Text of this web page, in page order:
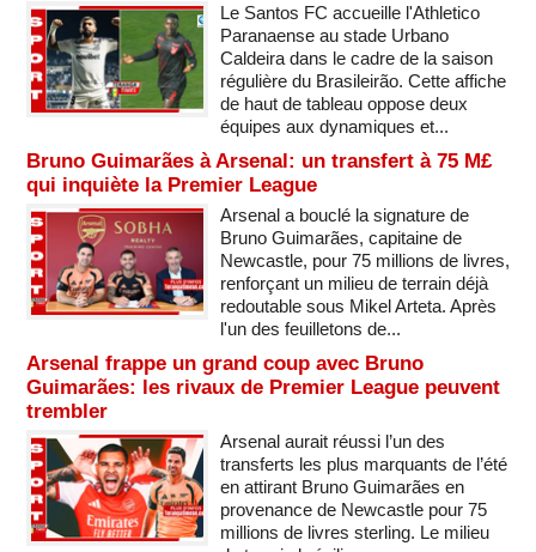
Le Santos FC accueille l'Athletico
Paranaense au stade Urbano
Caldeira dans le cadre de la saison
régulière du Brasileirão. Cette affiche
de haut de tableau oppose deux
équipes aux dynamiques et...
Bruno Guimarães à Arsenal: un transfert à 75 M£
qui inquiète la Premier League
Arsenal a bouclé la signature de
Bruno Guimarães, capitaine de
Newcastle, pour 75 millions de livres,
renforçant un milieu de terrain déjà
redoutable sous Mikel Arteta. Après
l'un des feuilletons de...
Arsenal frappe un grand coup avec Bruno
Guimarães: les rivaux de Premier League peuvent
trembler
Arsenal aurait réussi l’un des
transferts les plus marquants de l’été
en attirant Bruno Guimarães en
provenance de Newcastle pour 75
millions de livres sterling. Le milieu